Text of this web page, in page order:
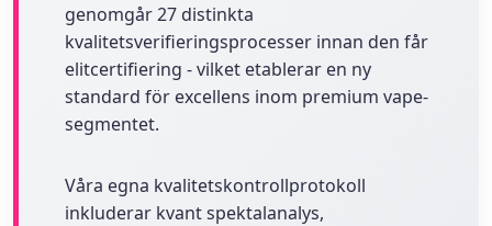
genomgår 27 distinkta
kvalitetsverifieringsprocesser innan den får
elitcertifiering - vilket etablerar en ny
standard för excellens inom premium vape-
segmentet.
Våra egna kvalitetskontrollprotokoll
inkluderar kvant spektalanalys,